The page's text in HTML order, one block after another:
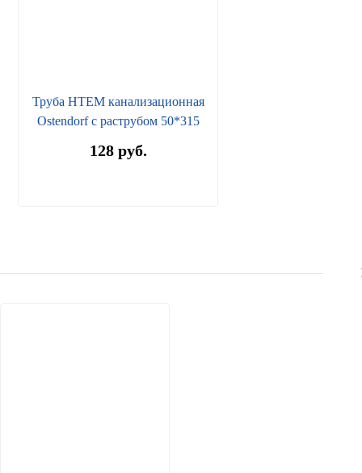
Труба HTEM канализационная
Ostendorf с раструбом 50*315
128 руб.